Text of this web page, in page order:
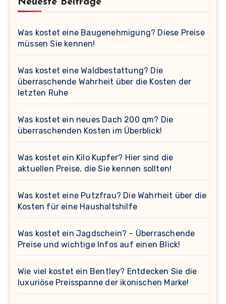
Neueste Beiträge
Was kostet eine Baugenehmigung? Diese Preise
müssen Sie kennen!
Was kostet eine Waldbestattung? Die
überraschende Wahrheit über die Kosten der
letzten Ruhe
Was kostet ein neues Dach 200 qm? Die
überraschenden Kosten im Überblick!
Was kostet ein Kilo Kupfer? Hier sind die
aktuellen Preise, die Sie kennen sollten!
Was kostet eine Putzfrau? Die Wahrheit über die
Kosten für eine Haushaltshilfe
Was kostet ein Jagdschein? – Überraschende
Preise und wichtige Infos auf einen Blick!
Wie viel kostet ein Bentley? Entdecken Sie die
luxuriöse Preisspanne der ikonischen Marke!